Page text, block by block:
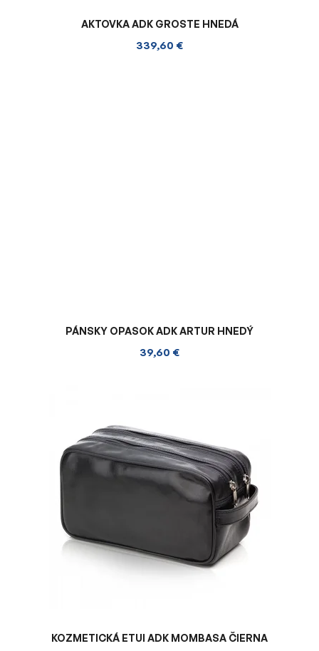
AKTOVKA ADK GROSTE HNEDÁ
339,60 €
PÁNSKY OPASOK ADK ARTUR HNEDÝ
39,60 €
KOZMETICKÁ ETUI ADK MOMBASA ČIERNA